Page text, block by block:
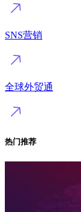
SNS营销
全球外贸通
热门推荐